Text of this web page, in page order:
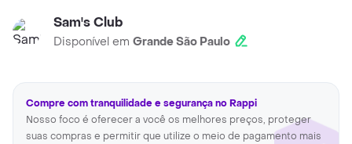
Sam's Club
Disponível em Grande São Paulo
Compre com tranquilidade e segurança no Rappi
Nosso foco é oferecer a você os melhores preços, proteger
suas compras e permitir que utilize o meio de pagamento mais